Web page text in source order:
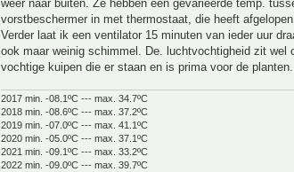
weer naar buiten. Ze hebben een gevarieerde temp.
vorstbeschermer in met thermostaat, die heeft
Verder laat ik een ventilator 15 minuten van ieder uur
ook maar weinig schimmel. De. luchtvochtigheid zit wel
vochtige kuipen die er staan en is prima voor de planten.
2017 min. -08.1ºC --- max. 34.7ºC
2018 min. -08.6ºC --- max. 37.2ºC
2019 min. -07.0ºC --- max. 41.1ºC
2020 min. -05.0ºC --- max. 37.1ºC
2021 min. -09.1ºC --- max. 33.2ºC
2022 min. -09.0ºC --- max. 39.7ºC